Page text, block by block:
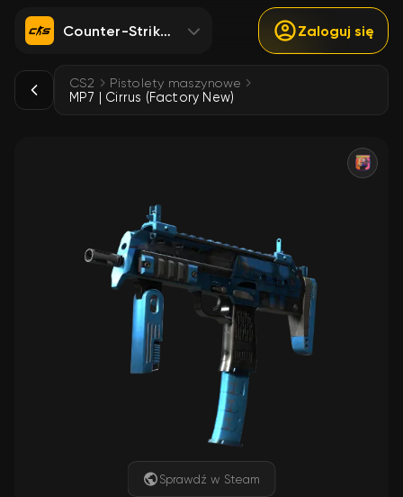
Counter-Strike 2 Zaloguj się
CS2 Pistolety maszynowe
MP7 | Cirrus (Factory New)
Sprawdź w Steam